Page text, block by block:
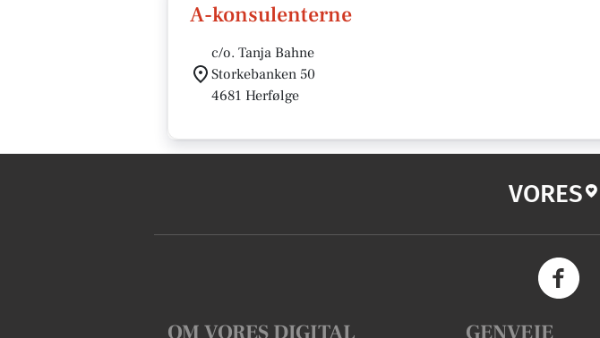
A-konsulenterne
c/o. Tanja Bahne
Storkebanken 50
4681 Herfølge
VORES
OM VORES DIGITAL GENVEJE